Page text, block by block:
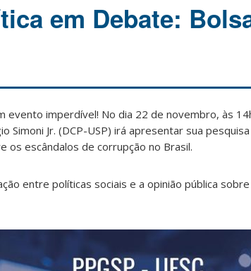
em Debate:
evento imperdível! No dia 22 de novembro, às
Simoni Jr. (DCP-USP) irá apresentar sua
os escândalos de corrupção no Brasil.
entre políticas sociais e a opinião pública